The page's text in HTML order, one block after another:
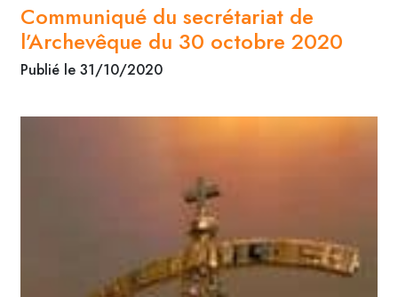
Communiqué du secrétariat de
l’Archevêque du 30 octobre 2020
Publié le 31/10/2020